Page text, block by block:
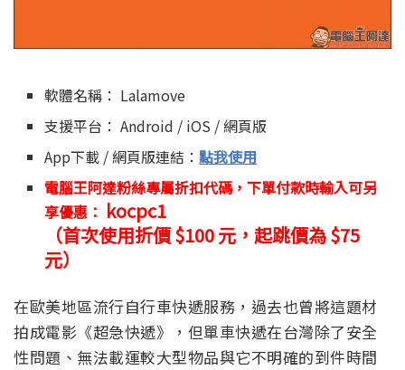
軟體名稱： Lalamove
支援平台： Android / iOS / 網頁版
App下載 / 網頁版連結：點我使用
電腦王阿達粉絲專屬折扣代碼，下單付款時輸入可另
享優惠： kocpc1
（首次使用折價 $100 元，起跳價為 $75
元）
在歐美地區流行自行車快遞服務，過去也曾將這題材
拍成電影《超急快遞》，但單車快遞在台灣除了安全
性問題、無法載運較大型物品與它不明確的到件時間